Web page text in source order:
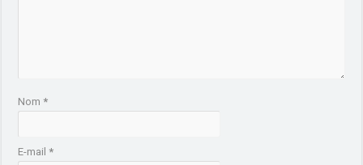
Nom*
E-mail*